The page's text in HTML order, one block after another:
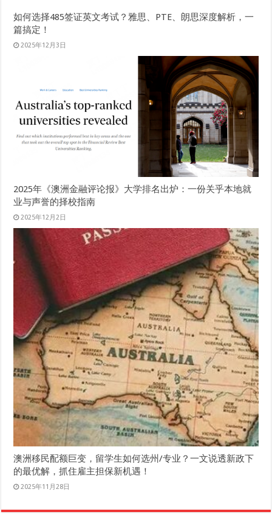
如何选择485签证英文考试？雅思、PTE、朗思深度解析，一
篇搞定！
2025年12月3日
2025年《澳洲金融评论报》大学排名出炉：一份关乎本地就
业与声誉的择校指南
2025年12月2日
澳洲移民配额巨变，留学生如何选州/专业？一文说透新政下
的最优解，抓住雇主担保新机遇！
2025年11月28日